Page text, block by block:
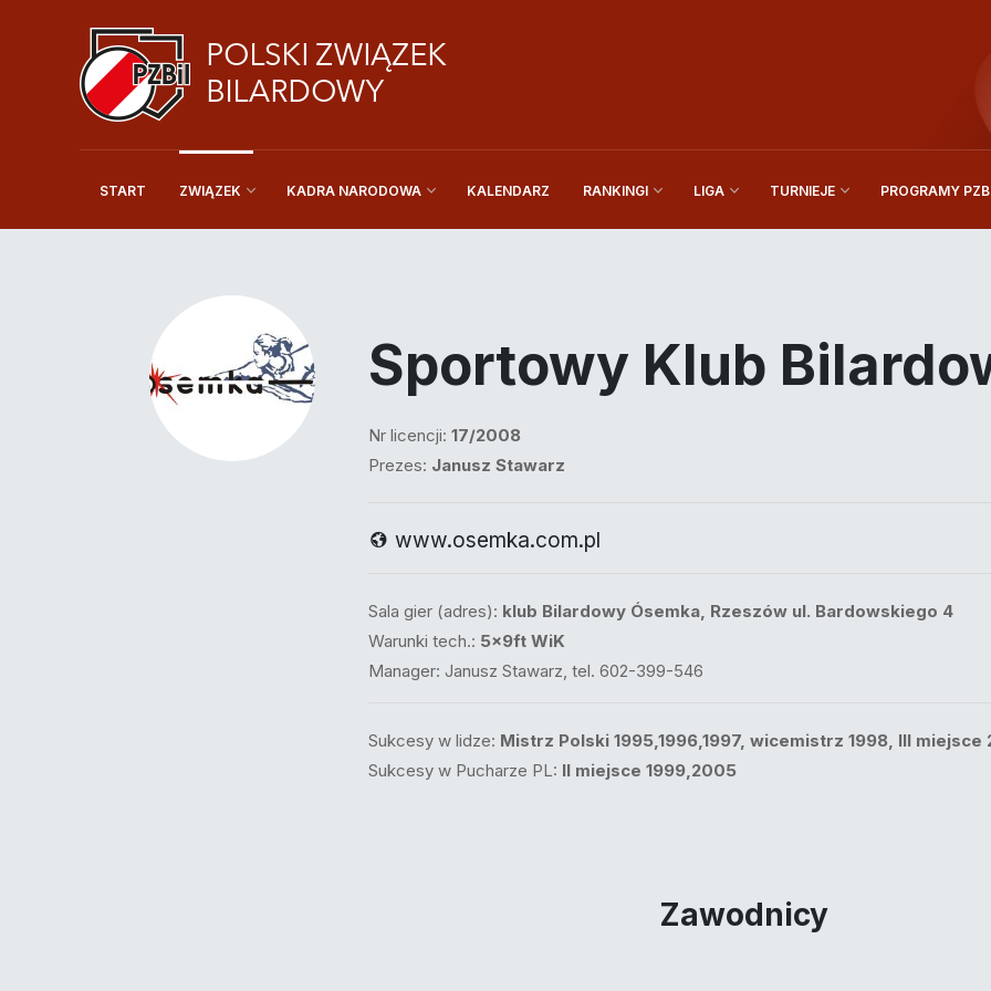
START ZWIĄZEK KADRA NARODOWA KALENDARZ RANKINGI LIGA TURNIEJE PROGRAMY
Sportowy Klub
Nr licencji: 17/2008
Prezes: Janusz Stawarz
www.osemka.com.pl
Sala gier (adres): klub Bilardowy Ósemka, Rzeszów ul. Bardowskiego 4
Warunki tech.: 5x9ft WiK
Manager: Janusz Stawarz, tel. 602-399-546
Sukcesy w lidze: Mistrz Polski 1995,1996,1997, wicemistrz 1998, III miejsce
Sukcesy w Pucharze PL: II miejsce 1999,2005
Zawodnicy